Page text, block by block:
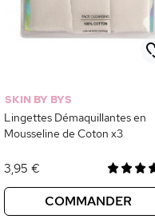
SKIN BY BYS
Lingettes Démaquillantes en
Mousseline de Coton x3
3,95 €
COMMANDER